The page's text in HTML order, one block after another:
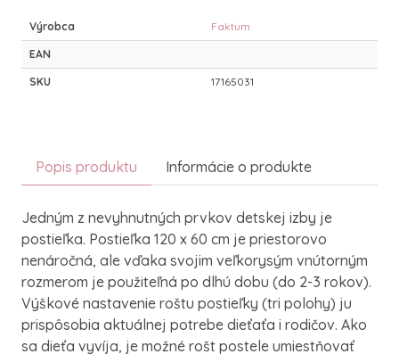
Výrobca Faktum
EAN
SKU 17165031
Popis produktu Informácie o produkte
Jedným z nevyhnutných prvkov detskej izby je
postieľka. Postieľka 120 x 60 cm je priestorovo
nenáročná, ale vďaka svojim veľkorysým vnútorným
rozmerom je použiteľná po dlhú dobu (do 2-3 rokov).
Výškové nastavenie roštu postieľky (tri polohy) ju
prispôsobia aktuálnej potrebe dieťaťa i rodičov. Ako
sa dieťa vyvíja, je možné rošt postele umiestňovať